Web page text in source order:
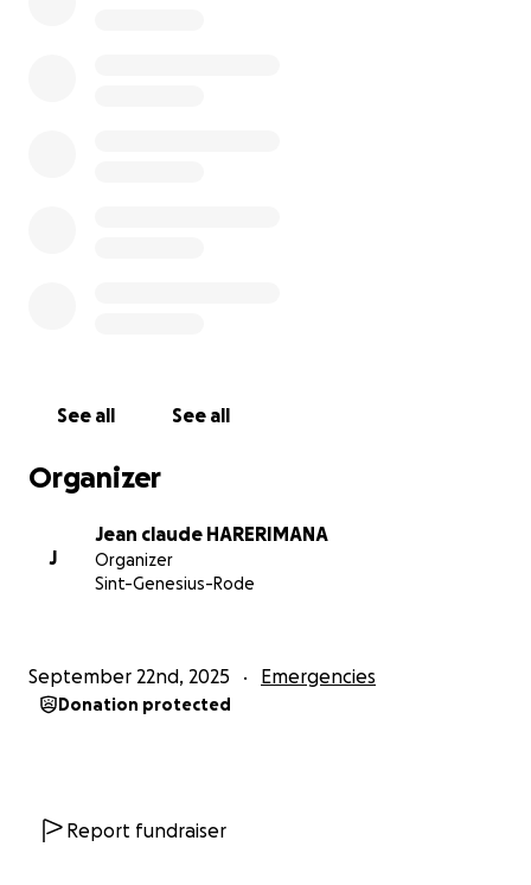
besoin.
prières, et votre solidarité.
• Burundi : +257 61 351 763
• Belgique : +32 466 31 24 19
See all See all
Organizer
J
Jean claude HARERIMANA
Organizer
Sint-Genesius-Rode
September 22nd, 2025 Emergencies
Donation protected
Report fundraiser